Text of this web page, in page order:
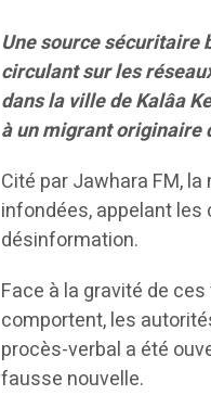
Une source
circulant sur les
dans la ville de Kalâa
à un migrant originaire
Cité par Jawhara FM,
infondées, appelant les
désinformation.
Face à la gravité de
comportent, les
procès-verbal a été
fausse nouvelle.